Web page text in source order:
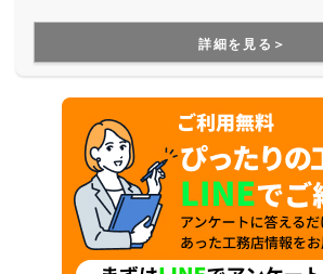
のやさしい家づくりは、木の香りに包み
詳細を見る＞